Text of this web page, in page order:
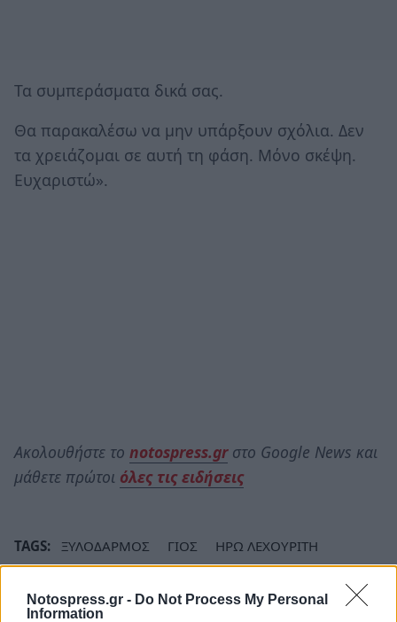
Notospress.gr - Do Not Process My Personal
Information
Τα συμπεράσματα δικά σας.
Θα παρακαλέσω να μην υπάρξουν σχόλια. Δεν
τα χρειάζομαι σε αυτή τη φάση. Μόνο σκέψη.
Ευχαριστώ».
Ακολουθήστε το notospress.grστο Google News και
μάθετε πρώτοι όλες τις ειδήσεις
TAGS: ΞΥΛΟΔΑΡΜΟΣ ΓΙΟΣ
ΗΡΩ ΛΕΧΟΥΡΙΤΗ